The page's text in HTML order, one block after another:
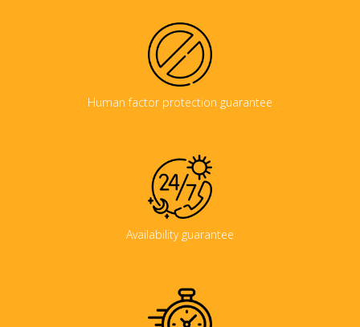
Human factor protection guarantee
Availability guarantee